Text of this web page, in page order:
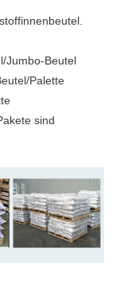
Jumbo-Beutel
Palette
sind